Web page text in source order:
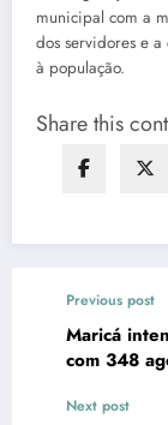
municipal com a
dos servidores e a
à população.
Share this
Previous post
Maricá
com 348
Next post